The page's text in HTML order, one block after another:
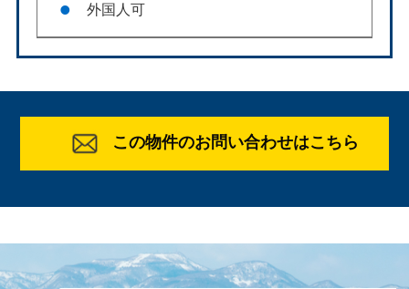
外国人可
この物件のお問い合わせはこちら